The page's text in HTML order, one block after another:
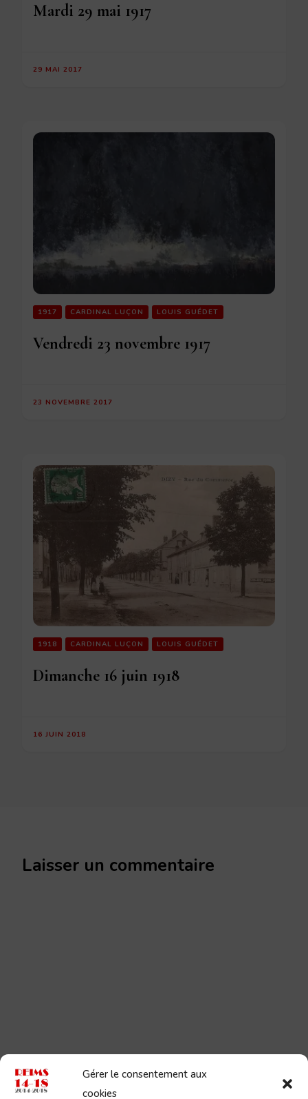
Gérer le consentement aux
cookies
Mardi 29 mai 1917
29 MAI 2017
1917 CARDINAL LUÇON LOUIS GUÉDET
Vendredi 23 novembre 1917
23 NOVEMBRE 2017
1918 CARDINAL LUÇON LOUIS GUÉDET
Dimanche 16 juin 1918
16 JUIN 2018
Laisser un commentaire